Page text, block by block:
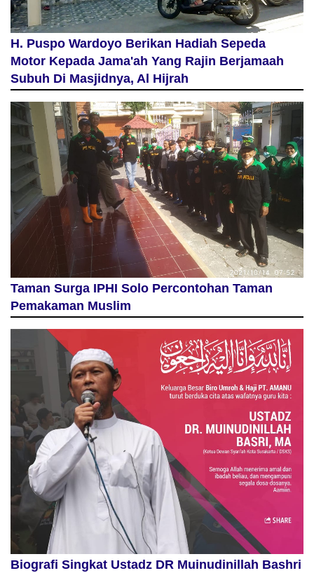
H. Puspo Wardoyo Berikan Hadiah Sepeda
Motor Kepada Jama'ah Yang Rajin Berjamaah
Subuh Di Masjidnya, Al Hijrah
Taman Surga IPHI Solo Percontohan Taman
Pemakaman Muslim
Biografi Singkat Ustadz DR Muinudinillah Bashri